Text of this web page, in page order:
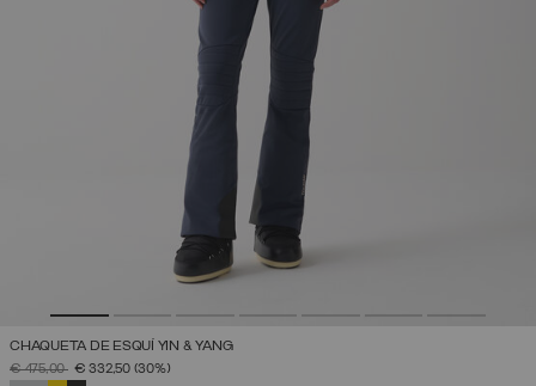
CHAQUETA DE ESQUÍ YIN & YANG
PRECIO REBAJADO DE
€ 475,00A€ 332,50 (30%)